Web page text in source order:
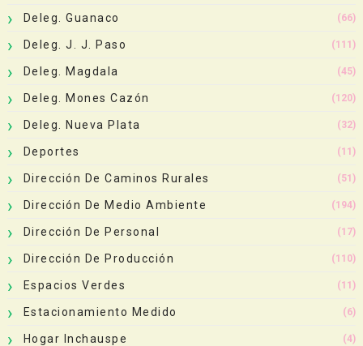
Deleg. Guanaco (66)
Deleg. J. J. Paso (111)
Deleg. Magdala (45)
Deleg. Mones Cazón (120)
Deleg. Nueva Plata (32)
Deportes (11)
Dirección De Caminos Rurales (51)
Dirección De Medio Ambiente (194)
Dirección De Personal (17)
Dirección De Producción (110)
Espacios Verdes (11)
Estacionamiento Medido (6)
Hogar Inchauspe (4)